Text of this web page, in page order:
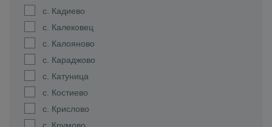
с. Кадиево
с. Калековец
с. Калояново
с. Караджово
с. Катуница
с. Костиево
с. Крислово